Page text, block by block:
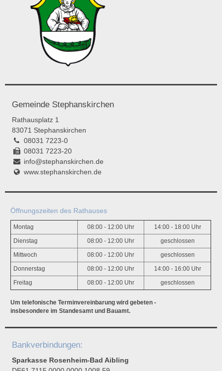
Gemeinde Stephanskirchen
Rathausplatz 1
83071 Stephanskirchen
08031 7223-0
08031 7223-20
info@stephanskirchen.de
www.stephanskirchen.de
Öffnungszeiten des Rathauses
Montag 08:00 - 12:00 Uhr 14:00 - 18:00 Uhr
Dienstag 08:00 - 12:00 Uhr geschlossen
Mittwoch 08:00 - 12:00 Uhr geschlossen
Donnerstag 08:00 - 12:00 Uhr 14:00 - 16:00 Uhr
Freitag 08:00 - 12:00 Uhr geschlossen
Um telefonische Terminvereinbarung wird gebeten -
insbesondere im Standesamt und Bauamt.
Bankverbindungen:
Sparkasse Rosenheim-Bad Aibling